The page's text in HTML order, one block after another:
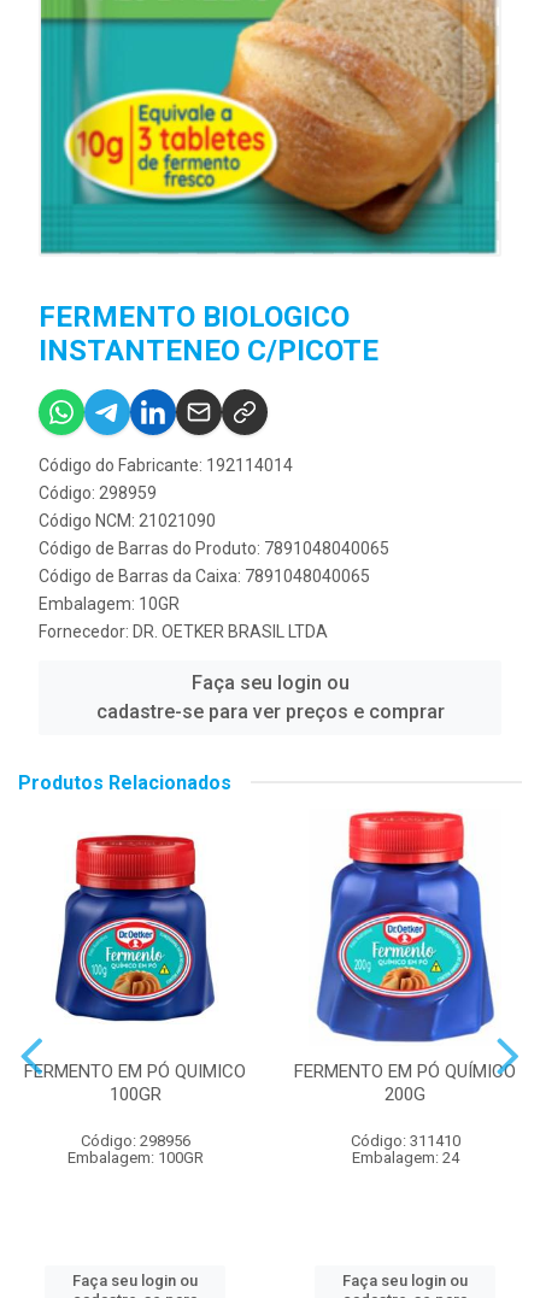
FERMENTO BIOLOGICO
INSTANTENEO C/PICOTE
Código do Fabricante: 192114014
Código: 298959
Código NCM: 21021090
Código de Barras do Produto: 7891048040065
Código de Barras da Caixa: 7891048040065
Embalagem: 10GR
Fornecedor: DR. OETKER BRASIL LTDA
Faça seu login ou
cadastre-se para ver preços e comprar
Produtos Relacionados
FERMENTO EM PÓ QUIMICO
100GR
Código: 298956
Embalagem: 100GR
Faça seu login ou
FERMENTO EM PÓ QUÍMICO
200G
Código: 311410
Embalagem: 24
Faça seu login ou